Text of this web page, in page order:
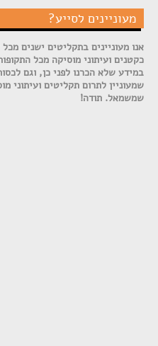
מעוניינים לסייע?
אנו מעוניינים בתקליטים ישנים
כקטנים ועיתוני מוסיקה מכל
במידע שלא הכרנו לפני כן, וגם
שמעוניין לתרום תקליטים ועיתוני
שמשמאל. תודה!